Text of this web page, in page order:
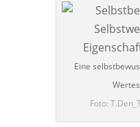
Eine
Foto: